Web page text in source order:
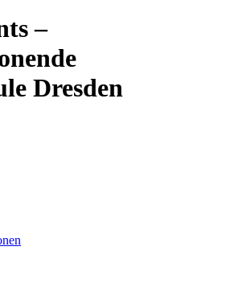
–
Dresden